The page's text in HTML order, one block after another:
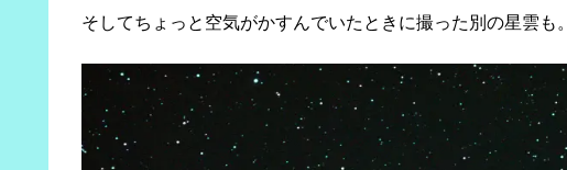
そしてちょっと空気がかすんでいたときに撮った別の星雲も。